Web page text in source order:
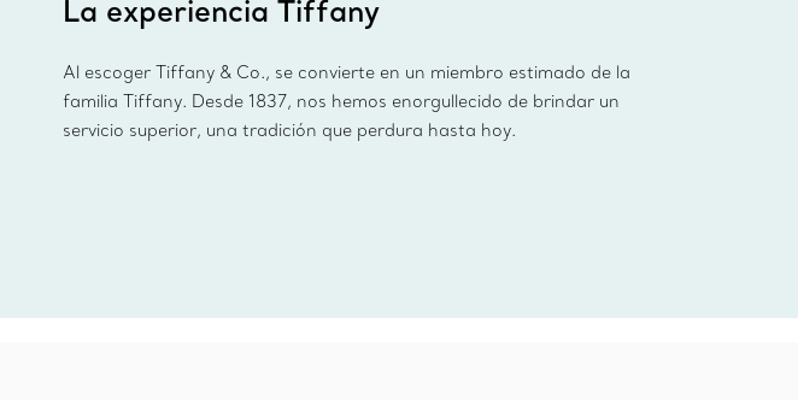
La experiencia Tiffany
Al escoger Tiffany & Co., se convierte en un miembro estimado de la
familia Tiffany. Desde 1837, nos hemos enorgullecido de brindar un
servicio superior, una tradición que perdura hasta hoy.